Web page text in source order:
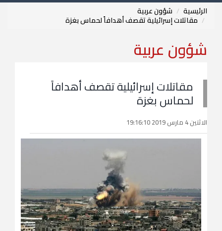
الرئيسية شؤون عربية
مقاتلات إسرائيلية تقصف أهدافاً لحماس بغزة
شؤون عربية
مقاتلات إسرائيلية تقصف أهدافاً
لحماس بغزة
الاثنين 4 مارس 2019 19:16:10